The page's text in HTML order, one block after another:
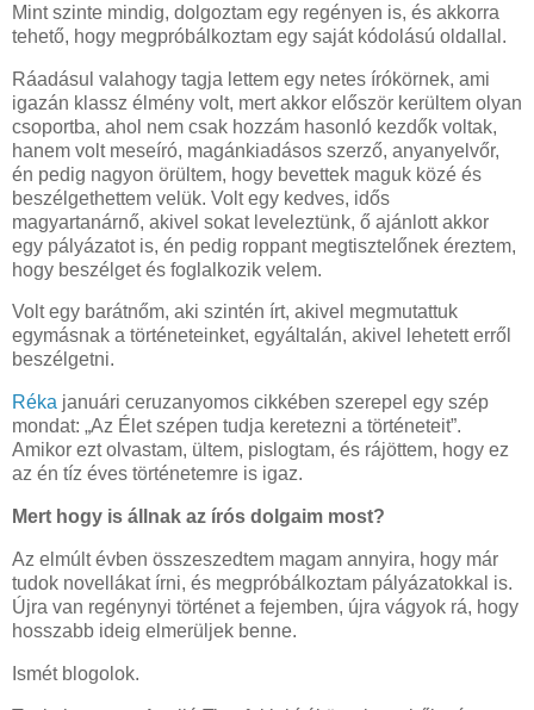
Mint szinte mindig, dolgoztam egy regényen is, és akkorra
tehető, hogy megpróbálkoztam egy saját kódolású oldallal.
Ráadásul valahogy tagja lettem egy netes írókörnek, ami
igazán klassz élmény volt, mert akkor először kerültem olyan
csoportba, ahol nem csak hozzám hasonló kezdők voltak,
hanem volt meseíró, magánkiadásos szerző, anyanyelvőr,
én pedig nagyon örültem, hogy bevettek maguk közé és
beszélgethettem velük. Volt egy kedves, idős
magyartanárnő, akivel sokat leveleztünk, ő ajánlott akkor
egy pályázatot is, én pedig roppant megtisztelőnek éreztem,
hogy beszélget és foglalkozik velem.
Volt egy barátnőm, aki szintén írt, akivel megmutattuk
egymásnak a történeteinket, egyáltalán, akivel lehetett erről
beszélgetni.
Réka januári ceruzanyomos cikkében szerepel egy szép
mondat: „Az Élet szépen tudja keretezni a történeteit”.
Amikor ezt olvastam, ültem, pislogtam, és rájöttem, hogy ez
az én tíz éves történetemre is igaz.
Mert hogy is állnak az írós dolgaim most?
Az elmúlt évben összeszedtem magam annyira, hogy már
tudok novellákat írni, és megpróbálkoztam pályázatokkal is.
Újra van regénynyi történet a fejemben, újra vágyok rá, hogy
hosszabb ideig elmerüljek benne.
Ismét blogolok.